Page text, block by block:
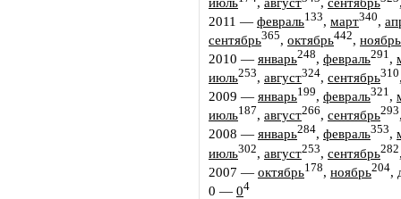
2011 — февраль133, март340,
сентябрь365, октябрь442, ноябрь
2010 — январь248, февраль291,
июль253, август324, сентябрь310
2009 — январь199, февраль321,
июль187, август266, сентябрь293
2008 — январь284, февраль353,
июль302, август253, сентябрь282
2007 — октябрь178, ноябрь204,
0 — 04